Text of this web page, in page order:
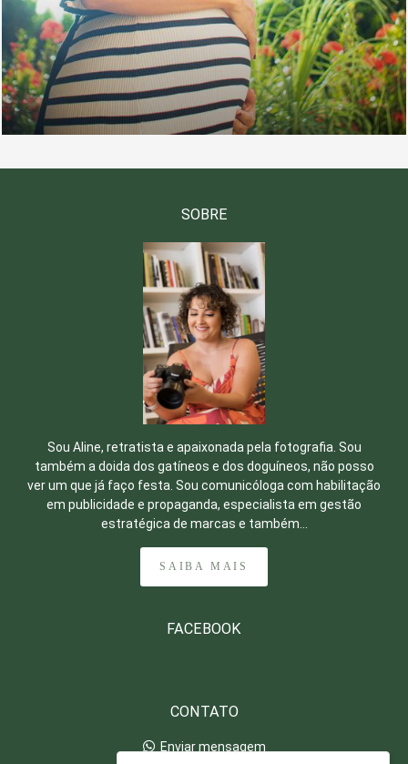
SOBRE
Sou Aline, retratista e apaixonada pela fotografia. Sou
também a doida dos gatíneos e dos doguíneos, não posso
ver um que já faço festa. Sou comunicóloga com habilitação
em publicidade e propaganda, especialista em gestão
estratégica de marcas e também...
SAIBA MAIS
FACEBOOK
CONTATO
Enviar mensagem